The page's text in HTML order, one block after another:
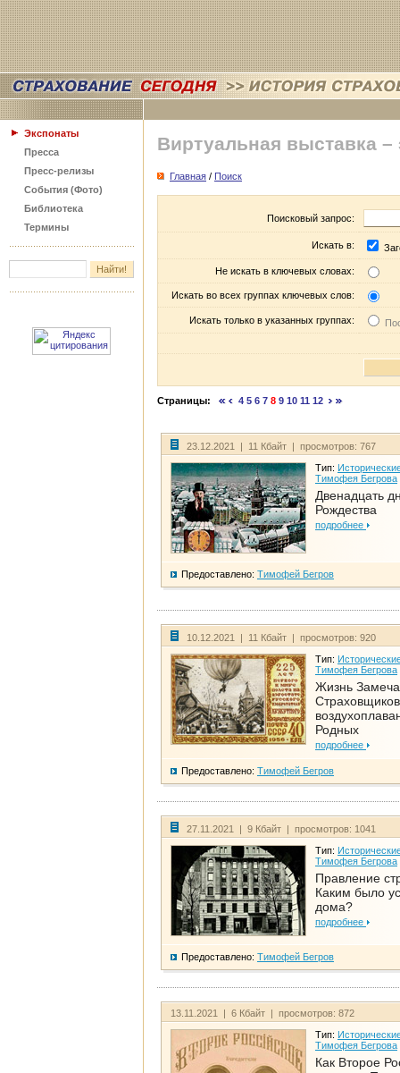
Экспонаты
Пресса
Пресс-релизы
События (Фото)
Библиотека
Термины
Виртуальная выставка –
Главная / Поиск
Поисковый запрос:
Искать в:
Не искать в ключевых словах:
Искать во всех группах ключевых слов:
Искать только в указанных группах:
Страницы: 4 5 6 7 8 9 10 11 12
23.12.2021 | 11 Кбайт | просмотров: 767
Тип:
Тимофея Бегрова
Двенадцать
Рождества
подробнее
Предоставлено: Тимофей Бегров
10.12.2021 | 11 Кбайт | просмотров: 920
Тип:
Тимофея Бегрова
Жизнь
Родных
подробнее
Предоставлено: Тимофей Бегров
27.11.2021 | 9 Кбайт | просмотров: 1041
Тип:
Тимофея Бегрова
Правление
Каким было
дома?
подробнее
Предоставлено: Тимофей Бегров
13.11.2021 | 6 Кбайт | просмотров: 872
Тип:
Тимофея Бегрова
Как Второе